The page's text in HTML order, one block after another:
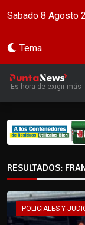
Sabado 8 Agosto
Tema
Es hora de exigir más
RESULTADOS:
POLICIALES Y